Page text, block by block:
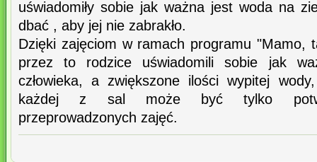
uświadomiły sobie jak ważna jest woda na
dbać , aby jej nie zabrakło.
Dzięki zajęciom w ramach programu "Mamo,
przez to rodzice uświadomili sobie jak
człowieka, a zwiększone ilości wypitej
każdej z sal może być tylko
przeprowadzonych zajęć.